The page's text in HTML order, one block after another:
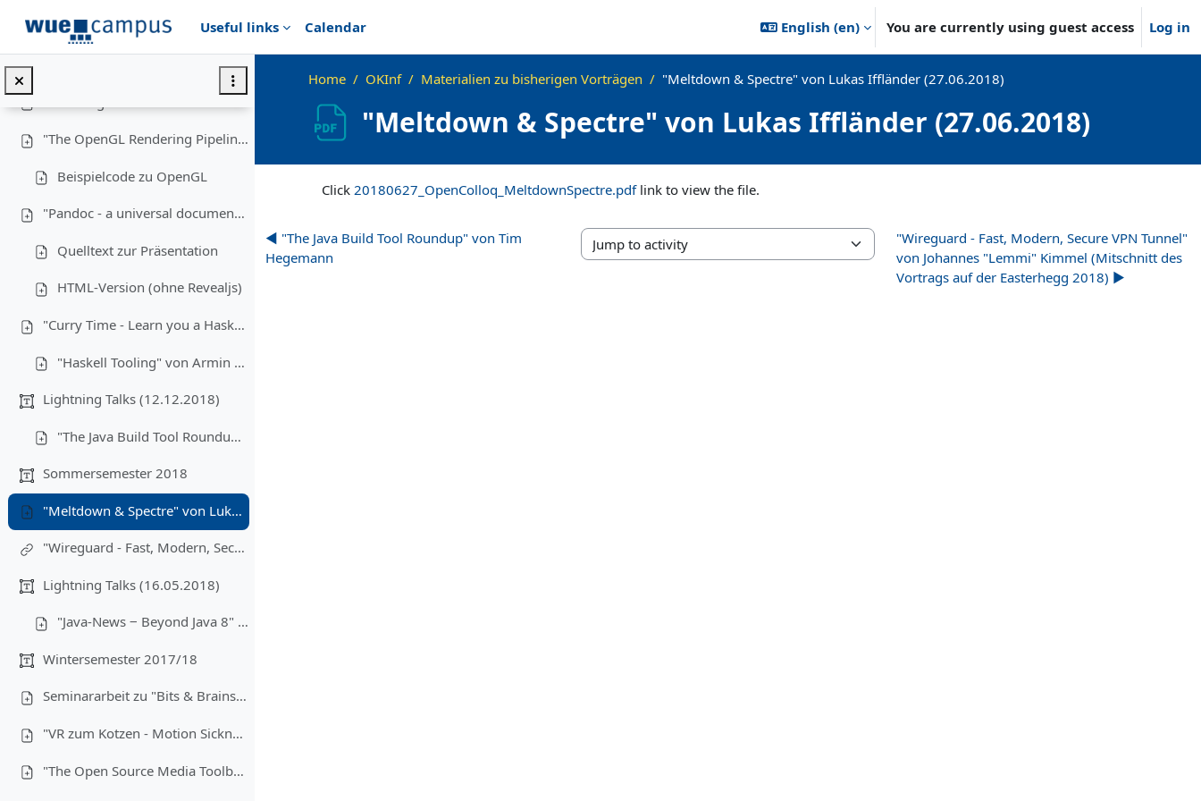
Useful links
Calendar English ‎(en)‎ You are currently using guest access Log in
"Shell 101 and Unixy Utils" von Alexander Gehrke (08.05.19)
Wintersemester 2018/19 (Kopie)
"The OpenGL Rendering Pipeline" von Michael Kreuzer (28.11.2018)
Beispielcode zu OpenGL
"Pandoc - a universal document converter" von Yasin Raies (9.2.2019)
Quelltext zur Präsentation
HTML-Version (ohne Revealjs)
"Curry Time - Learn you a Haskell" von Cameron Reuschel und Vincent Truchseß (23.01.2018)
"Haskell Tooling" von Armin Bernstetter
Lightning Talks (12.12.2018)
"The Java Build Tool Roundup" von Tim Hegemann
Sommersemester 2018
"Meltdown & Spectre" von Lukas Iffländer (27.06.2018)
"Wireguard - Fast, Modern, Secure VPN Tunnel" von Johannes "Lemmi" Kimmel (Mitschnitt des Vortrags auf der Easterhegg 2018)
Lightning Talks (16.05.2018)
"Java-News ‒ Beyond Java 8" von Tim Hegemann
Wintersemester 2017/18
Seminararbeit zu "Bits & Brains" von Jürgen Zöller (25.10.2017)
"VR zum Kotzen - Motion Sickness in Virtual Reality" von Michael Kreuzer und Peter Ziegler (8.11.2017)
"The Open Source Media Toolbelt" von Yasin Raies (22.11.2017)
Home OKInf Materialien zu bisherigen Vorträgen "Meltdown & Spectre" von Lukas Iffländer (27.06.2018)
"Meltdown & Spectre" von Lukas Iffländer (27.06.2018)
Click 20180627_OpenColloq_MeltdownSpectre.pdflink to view the file.
◀︎ "The Java Build Tool Roundup" von Tim
Hegemann
Jump to activity
"Wireguard - Fast, Modern, Secure VPN Tunnel"
von Johannes "Lemmi" Kimmel (Mitschnitt des
Vortrags auf der Easterhegg 2018) ▶︎